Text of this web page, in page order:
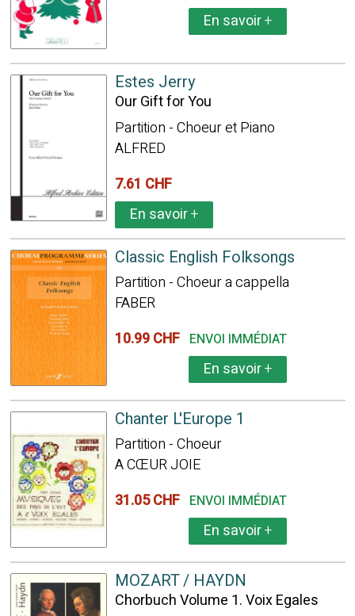
En savoir+
Estes Jerry
Our Gift for You
Partition - Choeur et Piano
ALFRED
7.61 CHF
En savoir+
Classic English Folksongs
Partition - Choeur a cappella
FABER
10.99 CHF ENVOI IMMÉDIAT
En savoir+
Chanter L'Europe 1
Partition - Choeur
A CŒUR JOIE
31.05 CHF ENVOI IMMÉDIAT
En savoir+
MOZART / HAYDN
Chorbuch Volume 1. Voix Egales